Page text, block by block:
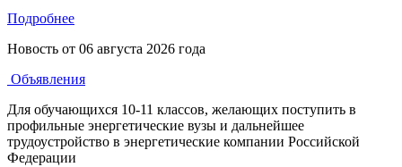
Подробнее
Новость от 06 августа 2026 года
Объявления
Для обучающихся 10-11 классов, желающих поступить в
профильные энергетические вузы и дальнейшее
трудоустройство в энергетические компании Российской
Федерации